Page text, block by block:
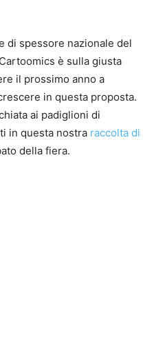
di spessore nazionale del
è sulla giusta
il prossimo anno a
in questa proposta.
ai padiglioni di
in questa nostra raccolta di
della fiera.